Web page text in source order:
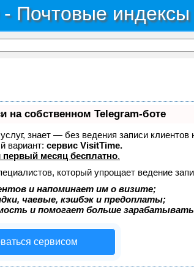
Почтовые
на собственном Telegram-боте
знает — без ведения записи
вариант: сервис VisitTime.
первый месяц бесплатно.
который упрощает ведение
и напоминает им о визите;
чаевые, кэшбэк и предоплаты;
и помогает больше
сервисом